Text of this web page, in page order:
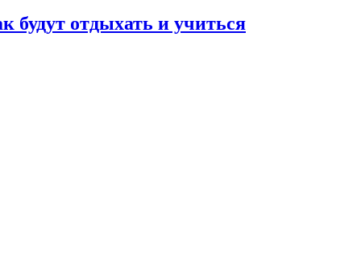
будут отдыхать и учиться